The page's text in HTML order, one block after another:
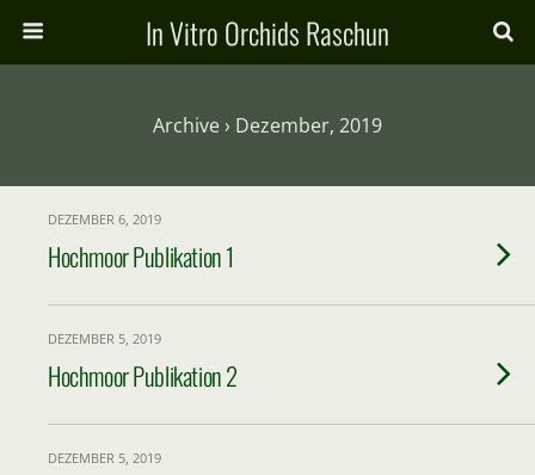
In Vitro Orchids Raschun
Archive › Dezember, 2019
DEZEMBER 6, 2019
Hochmoor Publikation 1
DEZEMBER 5, 2019
Hochmoor Publikation 2
DEZEMBER 5, 2019